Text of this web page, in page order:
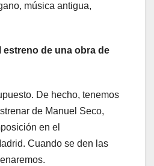
música antigua,
estreno de una obra de
De hecho, tenemos
de Manuel Seco,
en el
Cuando se den las